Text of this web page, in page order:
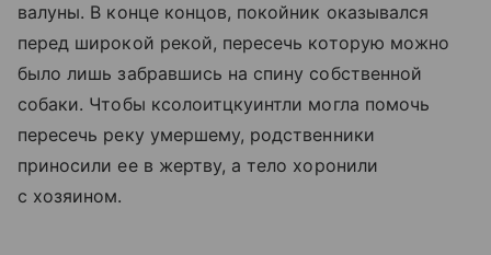
валуны. В конце концов, покойник оказывался
перед широкой рекой, пересечь которую можно
было лишь забравшись на спину собственной
собаки. Чтобы кcoлоитцкуинтли могла помочь
пересечь реку умершему, родственники
приносили ее в жертву, а тело хоронили
с хозяином.